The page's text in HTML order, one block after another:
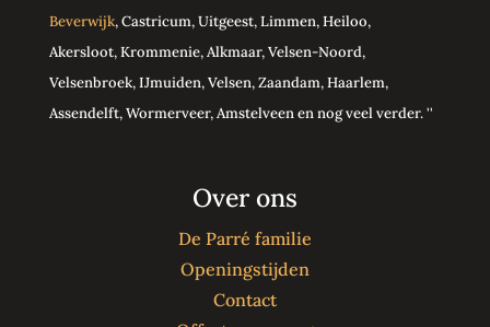
Beverwijk, Castricum, Uitgeest, Limmen, Heiloo,
Akersloot, Krommenie, Alkmaar, Velsen-Noord,
Velsenbroek, IJmuiden, Velsen, Zaandam, Haarlem,
Assendelft, Wormerveer, Amstelveen en nog veel verder. ''
Over ons
De Parré familie
Openingstijden
Contact